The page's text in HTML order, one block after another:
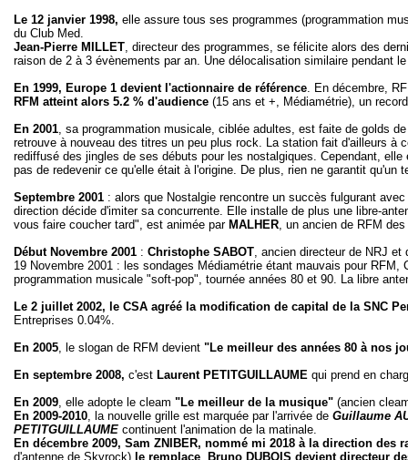
Le 12 janvier 1998, elle assure tous ses programmes (programmation
du Club Med.
Jean-Pierre MILLET, directeur des programmes, se félicite alors des
raison de 2 à 3 évènements par an. Une délocalisation similaire pendant
En 1999, Europe 1 devient l'actionnaire de référence. En décembre,
RFM atteint alors 5.2 % d'audience (15 ans et +, Médiamétrie), un
En 2001, sa programmation musicale, ciblée adultes, est faite de golds
retrouve à nouveau des titres un peu plus rock. La station fait d'ailleurs
rediffusé des jingles de ses débuts pour les nostalgiques. Cependant,
pas de redevenir ce qu'elle était à l'origine. De plus, rien ne garantit
Septembre 2001 : alors que Nostalgie rencontre un succès fulgurant
direction décide d'imiter sa concurrente. Elle installe de plus une libre-
vous faire coucher tard", est animée par MALHER, un ancien de RFM
Début Novembre 2001 : Christophe SABOT, ancien directeur de NRJ et
19 Novembre 2001 : les sondages Médiamétrie étant mauvais pour
programmation musicale "soft-pop", tournée années 80 et 90. La libre
Le 2 juillet 2002, le CSA agréé la modification de capital de la SNC
Entreprises 0.04%.
En 2005, le slogan de RFM devient "Le meilleur des années 80 à nos
En septembre 2008, c'est Laurent PETITGUILLAUME qui prend en
En 2009, elle adopte le cleam "Le meilleur de la musique" (ancien
En 2009-2010, la nouvelle grille est marquée par l'arrivée de Guillaume
PETITGUILLAUME continuent l'animation de la matinale.
En décembre 2009, Sam ZNIBER, nommé mi 2018 à la direction
d'antenne de Skyrock) le remplace Bruno DUBOIS devient directeur